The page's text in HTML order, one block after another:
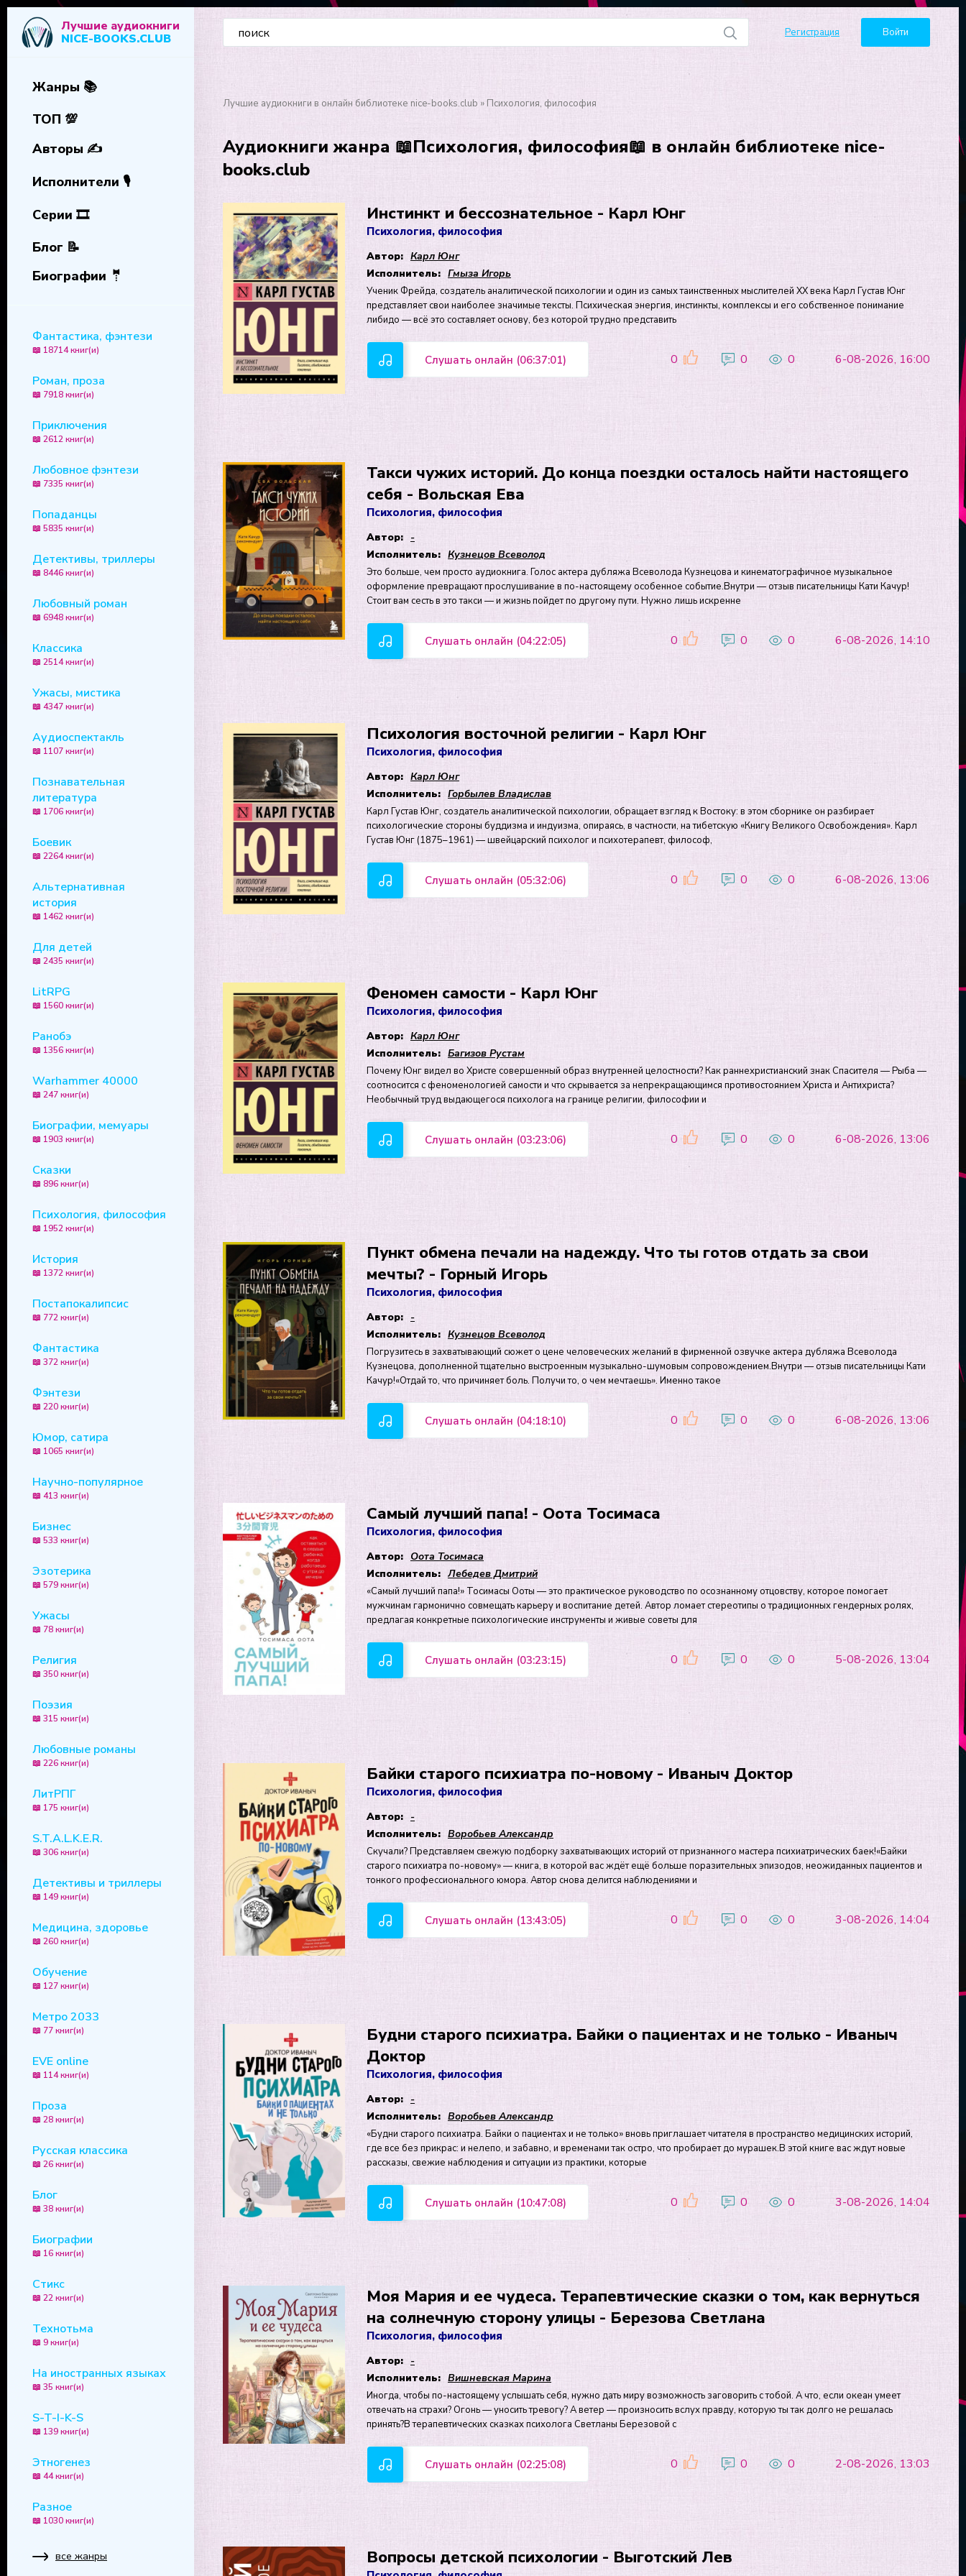
Лучшие аудиокниги
NICE-BOOKS.CLUB
Регистрация Войти
Жанры 📚
ТОП 💯
Авторы ✍️
Исполнители 🎙️
Серии 🎞️
Блог 📝
Биографии 🤵
Фантастика, фэнтези
📖 18714 книг(и)
Роман, проза
📖 7918 книг(и)
Приключения
📖 2612 книг(и)
Любовное фэнтези
📖 7335 книг(и)
Попаданцы
📖 5835 книг(и)
Детективы, триллеры
📖 8446 книг(и)
Любовный роман
📖 6948 книг(и)
Классика
📖 2514 книг(и)
Ужасы, мистика
📖 4347 книг(и)
Аудиоспектакль
📖 1107 книг(и)
Познавательная
литература
📖 1706 книг(и)
Боевик
📖 2264 книг(и)
Альтернативная
история
📖 1462 книг(и)
Для детей
📖 2435 книг(и)
LitRPG
📖 1560 книг(и)
Ранобэ
📖 1356 книг(и)
Warhammer 40000
📖 247 книг(и)
Биографии, мемуары
📖 1903 книг(и)
Сказки
📖 896 книг(и)
Психология, философия
📖 1952 книг(и)
История
📖 1372 книг(и)
Постапокалипсис
📖 772 книг(и)
Фантастика
📖 372 книг(и)
Фэнтези
📖 220 книг(и)
Юмор, сатира
📖 1065 книг(и)
Научно-популярное
📖 413 книг(и)
Бизнес
📖 533 книг(и)
Эзотерика
📖 579 книг(и)
Ужасы
📖 78 книг(и)
Религия
📖 350 книг(и)
Поэзия
📖 315 книг(и)
Любовные романы
📖 226 книг(и)
ЛитРПГ
📖 175 книг(и)
S.T.A.L.K.E.R.
📖 306 книг(и)
Детективы и триллеры
📖 149 книг(и)
Медицина, здоровье
📖 260 книг(и)
Обучение
📖 127 книг(и)
Метро 2033
📖 77 книг(и)
EVE online
📖 114 книг(и)
Проза
📖 28 книг(и)
Русская классика
📖 26 книг(и)
Блог
📖 38 книг(и)
Биографии
📖 16 книг(и)
Стикс
📖 22 книг(и)
Технотьма
📖 9 книг(и)
На иностранных языках
📖 35 книг(и)
S-T-I-K-S
📖 139 книг(и)
Этногенез
📖 44 книг(и)
Разное
📖 1030 книг(и)
все жанры
Лучшие аудиокниги в онлайн библиотеке nice-books.club » Психология, философия
Аудиокниги жанра 📖Психология, философия📖 в онлайн библиотеке nice-
books.club
Инстинкт и бессознательное - Карл Юнг
Психология, философия
Автор: Карл Юнг
Исполнитель: Гмыза Игорь
Ученик Фрейда, создатель аналитической психологии и один из самых таинственных мыслителей XX века Карл Густав Юнг
представляет свои наиболее значимые тексты. Психическая энергия, инстинкты, комплексы и его собственное понимание
либидо — всё это составляет основу, без которой трудно представить
Слушать онлайн (06:37:01) 0 0 0 6-08-2026, 16:00
Такси чужих историй. До конца поездки осталось найти настоящего
себя - Вольская Ева
Психология, философия
Автор: -
Исполнитель: Кузнецов Всеволод
Это больше, чем просто аудиокнига. Голос актера дубляжа Всеволода Кузнецова и кинематографичное музыкальное
оформление превращают прослушивание в по-настоящему особенное событие.Внутри — отзыв писательницы Кати Качур!
Стоит вам сесть в это такси — и жизнь пойдет по другому пути. Нужно лишь искренне
Слушать онлайн (04:22:05) 0 0 0 6-08-2026, 14:10
Психология восточной религии - Карл Юнг
Психология, философия
Автор: Карл Юнг
Исполнитель: Горбылев Владислав
Карл Густав Юнг, создатель аналитической психологии, обращает взгляд к Востоку: в этом сборнике он разбирает
психологические стороны буддизма и индуизма, опираясь, в частности, на тибетскую «Книгу Великого Освобождения». Карл
Густав Юнг (1875–1961) — швейцарский психолог и психотерапевт, философ,
Слушать онлайн (05:32:06) 0 0 0 6-08-2026, 13:06
Феномен самости - Карл Юнг
Психология, философия
Автор: Карл Юнг
Исполнитель: Багизов Рустам
Почему Юнг видел во Христе совершенный образ внутренней целостности? Как раннехристианский знак Спасителя — Рыба —
соотносится с феноменологией самости и что скрывается за непрекращающимся противостоянием Христа и Антихриста?
Необычный труд выдающегося психолога на границе религии, философии и
Слушать онлайн (03:23:06) 0 0 0 6-08-2026, 13:06
Пункт обмена печали на надежду. Что ты готов отдать за свои
мечты? - Горный Игорь
Психология, философия
Автор: -
Исполнитель: Кузнецов Всеволод
Погрузитесь в захватывающий сюжет о цене человеческих желаний в фирменной озвучке актера дубляжа Всеволода
Кузнецова, дополненной тщательно выстроенным музыкально-шумовым сопровождением.Внутри — отзыв писательницы Кати
Качур!«Отдай то, что причиняет боль. Получи то, о чем мечтаешь». Именно такое
Слушать онлайн (04:18:10) 0 0 0 6-08-2026, 13:06
Самый лучший папа! - Оота Тосимаса
Психология, философия
Автор: Оота Тосимаса
Исполнитель: Лебедев Дмитрий
«Самый лучший папа!» Тосимасы Ооты — это практическое руководство по осознанному отцовству, которое помогает
мужчинам гармонично совмещать карьеру и воспитание детей. Автор ломает стереотипы о традиционных гендерных ролях,
предлагая конкретные психологические инструменты и живые советы для
Слушать онлайн (03:23:15) 0 0 0 5-08-2026, 13:04
Байки старого психиатра по-новому - Иваныч Доктор
Психология, философия
Автор: -
Исполнитель: Воробьев Александр
Скучали? Представляем свежую подборку захватывающих историй от признанного мастера психиатрических баек!«Байки
старого психиатра по-новому» — книга, в которой вас ждёт ещё больше поразительных эпизодов, неожиданных пациентов и
тонкого профессионального юмора. Автор снова делится наблюдениями и
Слушать онлайн (13:43:05) 0 0 0 3-08-2026, 14:04
Будни старого психиатра. Байки о пациентах и не только - Иваныч
Доктор
Психология, философия
Автор: -
Исполнитель: Воробьев Александр
«Будни старого психиатра. Байки о пациентах и не только» вновь приглашает читателя в пространство медицинских историй,
где все без прикрас: и нелепо, и забавно, и временами так остро, что пробирает до мурашек.В этой книге вас ждут новые
рассказы, свежие наблюдения и ситуации из практики, которые
Слушать онлайн (10:47:08) 0 0 0 3-08-2026, 14:04
Моя Мария и ее чудеса. Терапевтические сказки о том, как вернуться
на солнечную сторону улицы - Березова Светлана
Психология, философия
Автор: -
Исполнитель: Вишневская Марина
Иногда, чтобы по-настоящему услышать себя, нужно дать миру возможность заговорить с тобой. А что, если океан умеет
отвечать на страхи? Огонь — уносить тревогу? А ветер — произносить вслух правду, которую ты так долго не решалась
принять?В терапевтических сказках психолога Светланы Березовой с
Слушать онлайн (02:25:08) 0 0 0 2-08-2026, 13:03
Вопросы детской психологии - Выготский Лев